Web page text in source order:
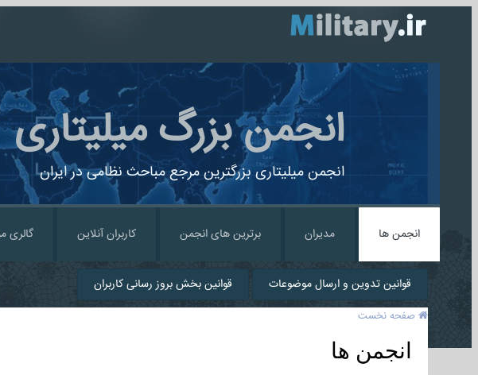
انجمن بزرگ میلیتاری
انجمن میلیتاری بزرگترین مرجع مباحث نظامی در ایران
انجمن ها مدیران برترین های انجمن کاربران آنلاین گالری
قوانین تدوین و ارسال موضوعات قوانین بخش بروز رسانی کاربران
صفحه نخست
انجمن ها